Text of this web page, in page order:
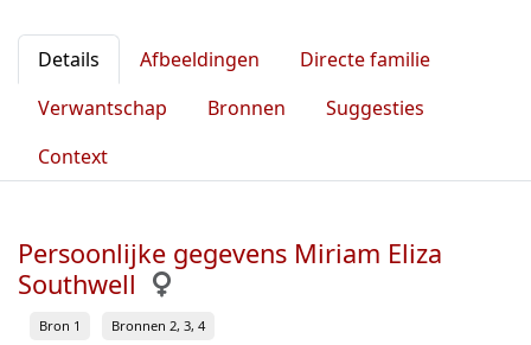
Details Afbeeldingen
Directe familie
Verwantschap
Bronnen
Suggesties
Context
Persoonlijke gegevens Miriam Eliza
Southwell
Bron 1 Bronnen 2, 3, 4